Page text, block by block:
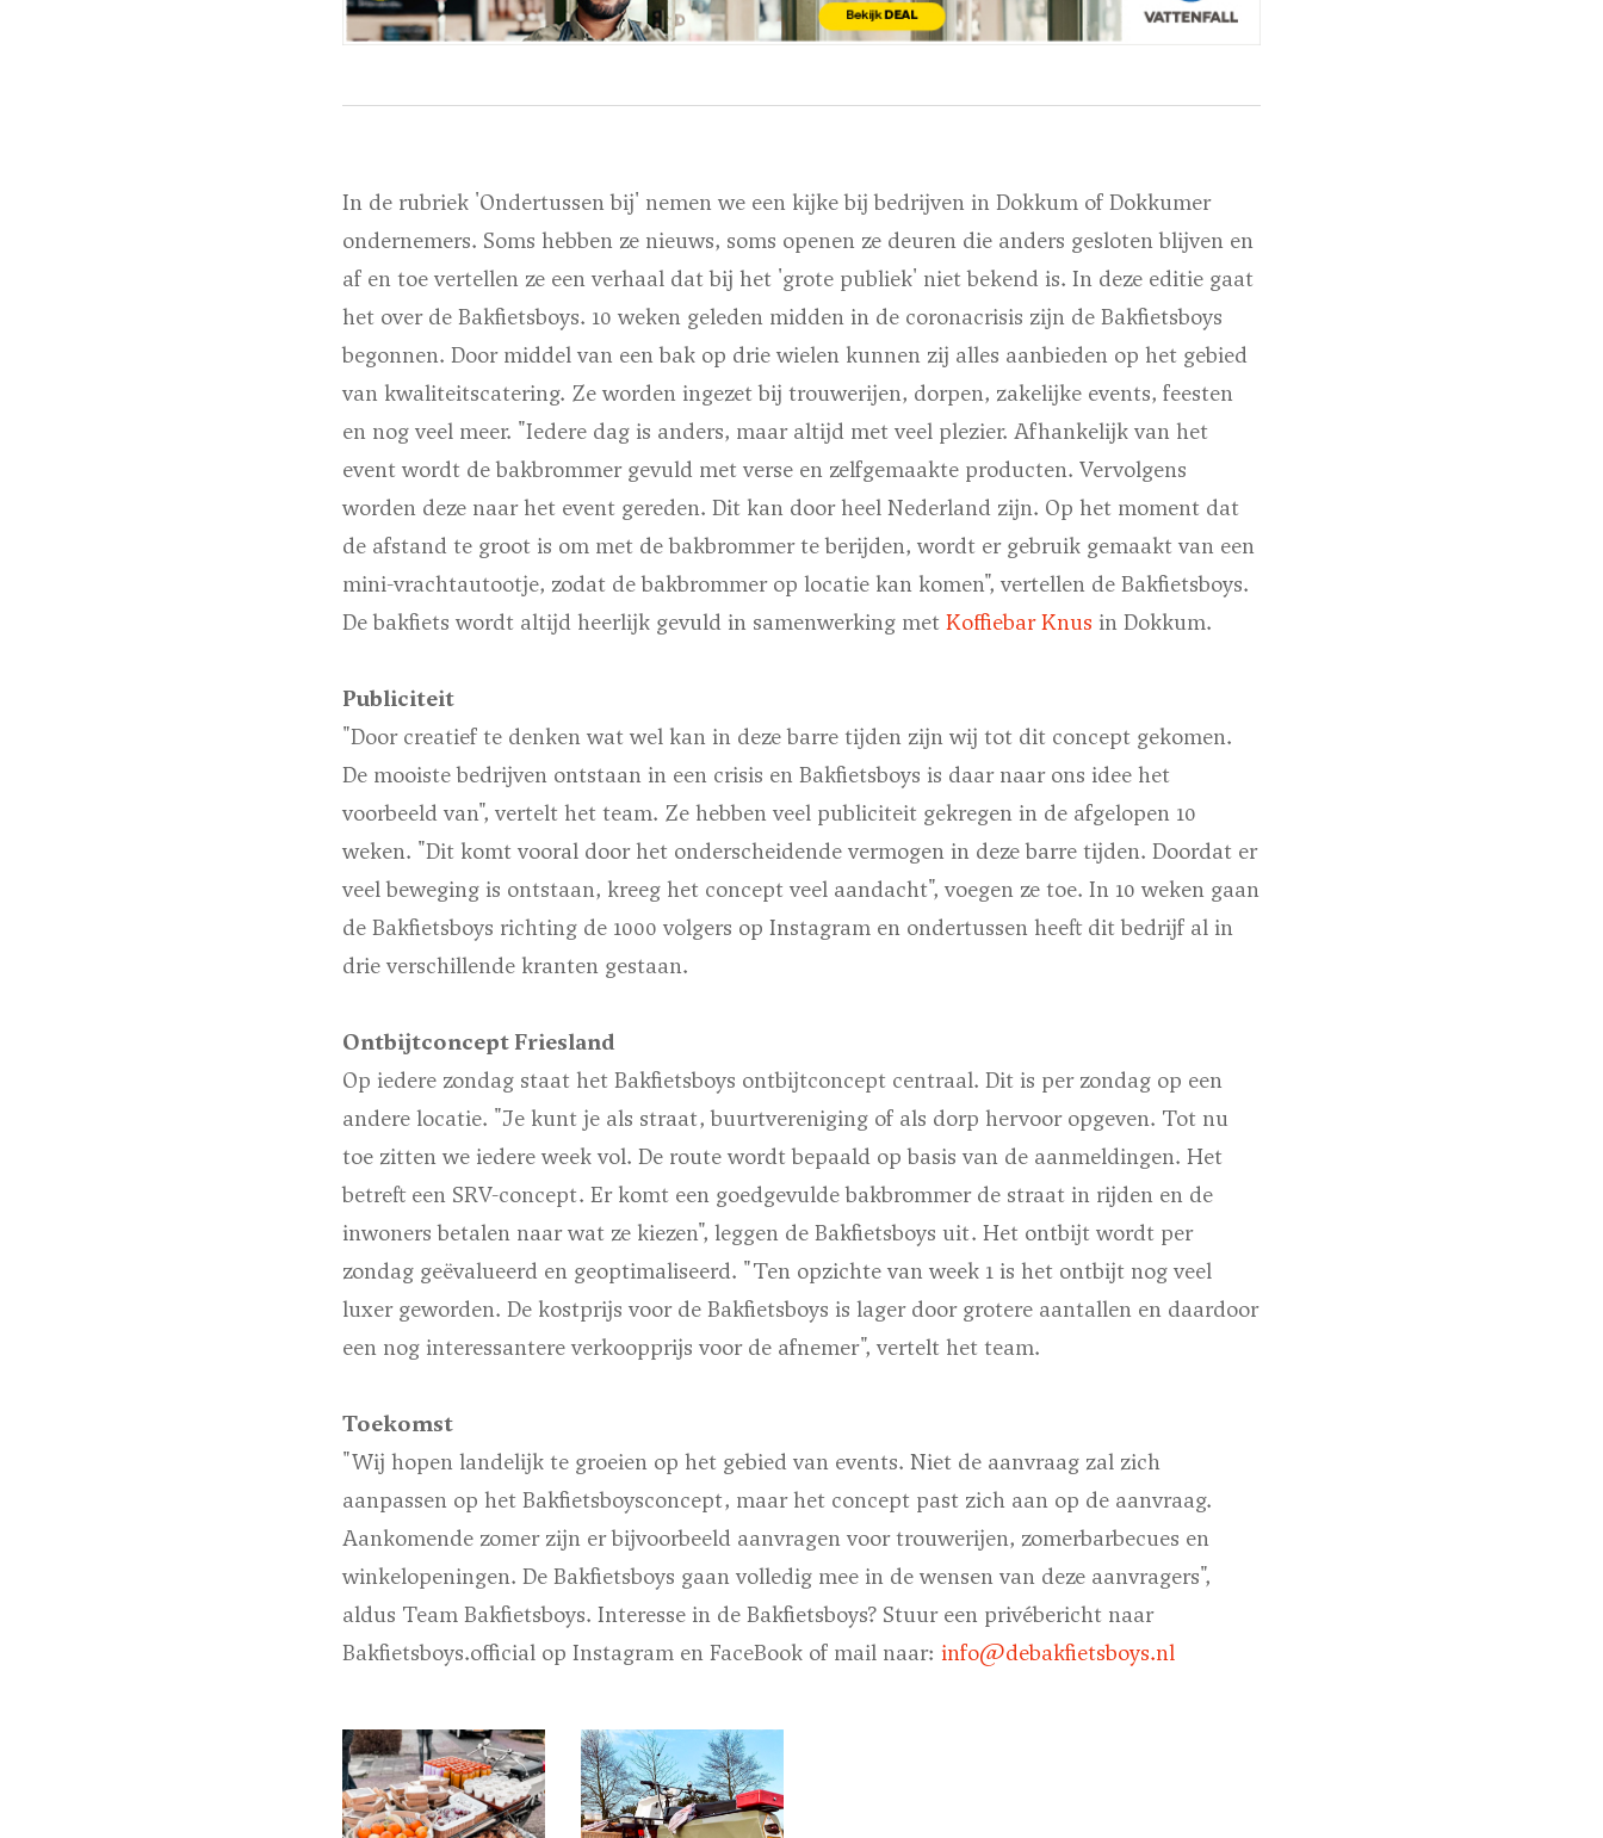
In de rubriek 'Ondertussen bij' nemen we een kijke bij bedrijven in Dokkum of Dokkumer
ondernemers. Soms hebben ze nieuws, soms openen ze deuren die anders gesloten blijven en
af en toe vertellen ze een verhaal dat bij het 'grote publiek' niet bekend is. In deze editie gaat
het over de Bakfietsboys. 10 weken geleden midden in de coronacrisis zijn de Bakfietsboys
begonnen. Door middel van een bak op drie wielen kunnen zij alles aanbieden op het gebied
van kwaliteitscatering. Ze worden ingezet bij trouwerijen, dorpen, zakelijke events, feesten
en nog veel meer. "Iedere dag is anders, maar altijd met veel plezier. Afhankelijk van het
event wordt de bakbrommer gevuld met verse en zelfgemaakte producten. Vervolgens
worden deze naar het event gereden. Dit kan door heel Nederland zijn. Op het moment dat
de afstand te groot is om met de bakbrommer te berijden, wordt er gebruik gemaakt van een
mini-vrachtautootje, zodat de bakbrommer op locatie kan komen", vertellen de Bakfietsboys.
De bakfiets wordt altijd heerlijk gevuld in samenwerking met Koffiebar Knus in Dokkum.
Publiciteit
"Door creatief te denken wat wel kan in deze barre tijden zijn wij tot dit concept gekomen.
De mooiste bedrijven ontstaan in een crisis en Bakfietsboys is daar naar ons idee het
voorbeeld van", vertelt het team. Ze hebben veel publiciteit gekregen in de afgelopen 10
weken. "Dit komt vooral door het onderscheidende vermogen in deze barre tijden. Doordat er
veel beweging is ontstaan, kreeg het concept veel aandacht", voegen ze toe. In 10 weken gaan
de Bakfietsboys richting de 1000 volgers op Instagram en ondertussen heeft dit bedrijf al in
drie verschillende kranten gestaan.
Ontbijtconcept Friesland
Op iedere zondag staat het Bakfietsboys ontbijtconcept centraal. Dit is per zondag op een
andere locatie. "Je kunt je als straat, buurtvereniging of als dorp hervoor opgeven. Tot nu
toe zitten we iedere week vol. De route wordt bepaald op basis van de aanmeldingen. Het
betreft een SRV-concept. Er komt een goedgevulde bakbrommer de straat in rijden en de
inwoners betalen naar wat ze kiezen", leggen de Bakfietsboys uit. Het ontbijt wordt per
zondag geëvalueerd en geoptimaliseerd. "Ten opzichte van week 1 is het ontbijt nog veel
luxer geworden. De kostprijs voor de Bakfietsboys is lager door grotere aantallen en daardoor
een nog interessantere verkoopprijs voor de afnemer", vertelt het team.
Toekomst
"Wij hopen landelijk te groeien op het gebied van events. Niet de aanvraag zal zich
aanpassen op het Bakfietsboysconcept, maar het concept past zich aan op de aanvraag.
Aankomende zomer zijn er bijvoorbeeld aanvragen voor trouwerijen, zomerbarbecues en
winkelopeningen. De Bakfietsboys gaan volledig mee in de wensen van deze aanvragers",
aldus Team Bakfietsboys. Interesse in de Bakfietsboys? Stuur een privébericht naar
Bakfietsboys.official op Instagram en FaceBook of mail naar: info@debakfietsboys.nl